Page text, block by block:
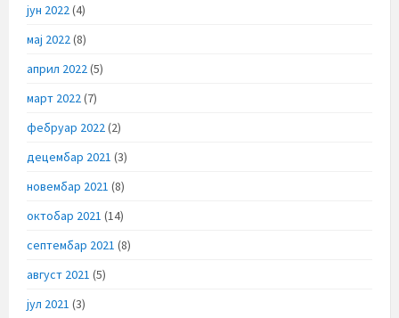
јун 2022(4)
мај 2022(8)
април 2022(5)
март 2022(7)
фебруар 2022(2)
децембар 2021 (3)
новембар 2021 (8)
октобар 2021 (14)
септембар 2021 (8)
август 2021 (5)
јул 2021 (3)